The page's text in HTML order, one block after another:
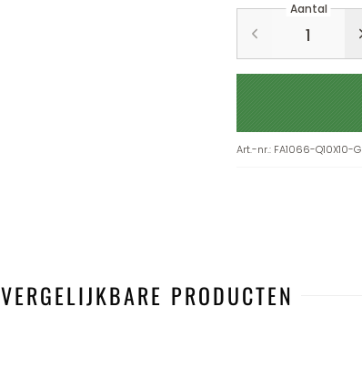
Aantal
Art.-nr.: FA1066-Q10X10-G
VERGELIJKBARE PRODUCTEN